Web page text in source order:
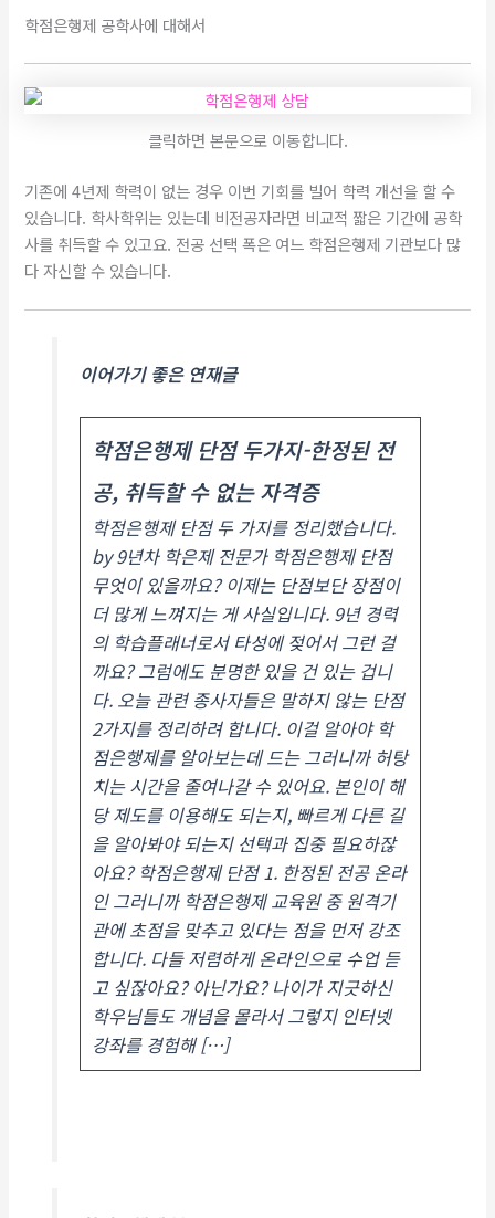
학점은행제 공학사에 대해서
클릭하면 본문으로 이동합니다.
기존에 4년제 학력이 없는 경우 이번 기회를 빌어 학력 개선을 할 수
있습니다. 학사학위는 있는데 비전공자라면 비교적 짧은 기간에 공학
사를 취득할 수 있고요. 전공 선택 폭은 여느 학점은행제 기관보다 많
다 자신할 수 있습니다.
이어가기 좋은 연재글
학점은행제 단점 두가지-한정된 전
공, 취득할 수 없는 자격증
학점은행제 단점 두 가지를 정리했습니다.
by 9년차 학은제 전문가 학점은행제 단점
무엇이 있을까요? 이제는 단점보단 장점이
더 많게 느껴지는 게 사실입니다. 9년 경력
의 학습플래너로서 타성에 젖어서 그런 걸
까요? 그럼에도 분명한 있을 건 있는 겁니
다. 오늘 관련 종사자들은 말하지 않는 단점
2가지를 정리하려 합니다. 이걸 알아야 학
점은행제를 알아보는데 드는 그러니까 허탕
치는 시간을 줄여나갈 수 있어요. 본인이 해
당 제도를 이용해도 되는지, 빠르게 다른 길
을 알아봐야 되는지 선택과 집중 필요하잖
아요? 학점은행제 단점 1. 한정된 전공 온라
인 그러니까 학점은행제 교육원 중 원격기
관에 초점을 맞추고 있다는 점을 먼저 강조
합니다. 다들 저렴하게 온라인으로 수업 듣
고 싶잖아요? 아닌가요? 나이가 지긋하신
학우님들도 개념을 몰라서 그렇지 인터넷
강좌를 경험해 […]